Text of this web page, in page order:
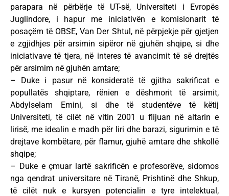
parapara në përbërje të UT-së, Universiteti i Evropës
Juglindore, i hapur me iniciativën e komisionarit të
posaçëm të OBSE, Van Der Shtul, në përpjekje për gjetjen
e zgjidhjes për arsimin sipëror në gjuhën shqipe, si dhe
iniciativave të tjera, në interes të avancimit të së drejtës
për arsimim në gjuhën amtare;
– Duke i pasur në konsideratë të gjitha sakrificat e
popullatës shqiptare, rënien e dëshmorit të arsimit,
Abdylselam Emini, si dhe të studentëve të këtij
Universiteti, të cilët në vitin 2001 u flijuan në altarin e
lirisë, me idealin e madh për liri dhe barazi, sigurimin e të
drejtave kombëtare, për flamur, gjuhë amtare dhe shkollë
shqipe;
– Duke e çmuar lartë sakrificën e profesorëve, sidomos
nga qendrat universitare në Tiranë, Prishtinë dhe Shkup,
të cilët nuk e kursyen potencialin e tyre intelektual,